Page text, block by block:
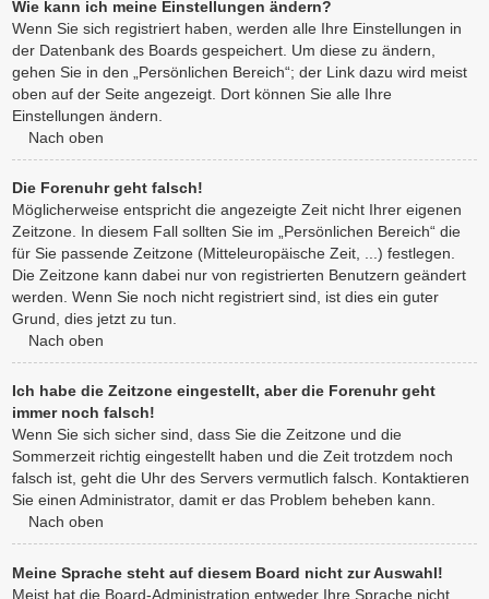
Wie kann ich meine Einstellungen ändern?
Wenn Sie sich registriert haben, werden alle Ihre Einstellungen in
der Datenbank des Boards gespeichert. Um diese zu ändern,
gehen Sie in den „Persönlichen Bereich“; der Link dazu wird meist
oben auf der Seite angezeigt. Dort können Sie alle Ihre
Einstellungen ändern.
Nach oben
Die Forenuhr geht falsch!
Möglicherweise entspricht die angezeigte Zeit nicht Ihrer eigenen
Zeitzone. In diesem Fall sollten Sie im „Persönlichen Bereich“ die
für Sie passende Zeitzone (Mitteleuropäische Zeit, ...) festlegen.
Die Zeitzone kann dabei nur von registrierten Benutzern geändert
werden. Wenn Sie noch nicht registriert sind, ist dies ein guter
Grund, dies jetzt zu tun.
Nach oben
Ich habe die Zeitzone eingestellt, aber die Forenuhr geht
immer noch falsch!
Wenn Sie sich sicher sind, dass Sie die Zeitzone und die
Sommerzeit richtig eingestellt haben und die Zeit trotzdem noch
falsch ist, geht die Uhr des Servers vermutlich falsch. Kontaktieren
Sie einen Administrator, damit er das Problem beheben kann.
Nach oben
Meine Sprache steht auf diesem Board nicht zur Auswahl!
Meist hat die Board-Administration entweder Ihre Sprache nicht